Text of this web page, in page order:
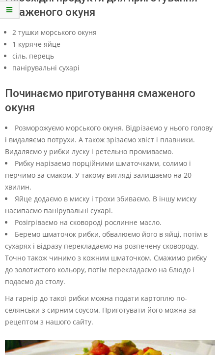
смаженого окуня
2 тушки морського окуня
1 куряче яйце
сіль, перець
панірувальні сухарі
Починаємо приготування смаженого
окуня
Розморожуємо морського окуня. Відрізаємо у нього голову
і видаляємо потрухи. А також зрізаємо хвіст і плавники.
Видаляємо у рибки луску і ретельно промиваємо.
Рибку нарізаємо порційними шматочками, солимо і
перчимо за смаком. У такому вигляді залишаємо на 20
хвилин.
Яйце додаємо в миску і трохи збиваємо. В іншу миску
насипаємо панірувальні сухарі.
Розігріваємо на сковороді рослинне масло.
Беремо шматочок рибки, обвалюємо його в яйці, потім в
сухарях і відразу перекладаємо на розпечену сковороду.
Точно також чинимо з кожним шматочком. Смажимо рибку
до золотистого кольору, потім перекладаємо на блюдо і
подаємо до столу.
На гарнір до такої рибки можна подати картоплю по-
селянськи з сирним соусом. Приготувати його можна за
рецептом з нашого сайту.